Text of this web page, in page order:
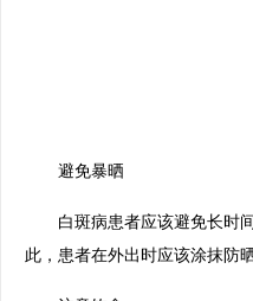
避免暴晒
白斑病患者应该避免长时间
此，患者在外出时应该涂抹防